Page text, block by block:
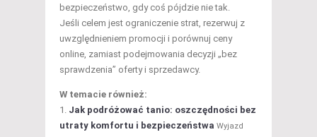
bezpieczeństwo, gdy coś pójdzie nie tak.
Jeśli celem jest ograniczenie strat, rezerwuj z
uwzględnieniem promocji i porównuj ceny
online, zamiast podejmowania decyzji „bez
sprawdzenia” oferty i sprzedawcy.
W temacie również:
Jak podróżować tanio: oszczędności bez
utraty komfortu i bezpieczeństwa Wyjazd